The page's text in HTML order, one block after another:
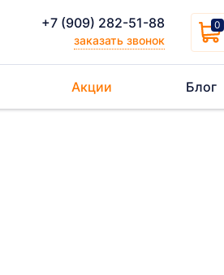
+7 (909) 282-51-88
заказать звонок
0
Акции Блог